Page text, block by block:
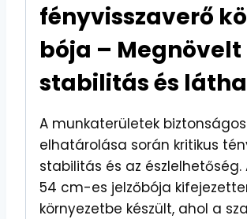
fényvisszaverő
bója – Megnövelt
stabilitás és
A munkaterületek biztonságos
elhatárolása során kritikus
stabilitás és az észlelhetőség.
54 cm-es jelzőbója
környezetbe készült, ahol a